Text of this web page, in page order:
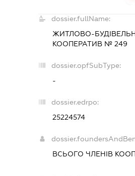
dossier.fullName:
ЖИТЛОВО-
КООПЕРАТИВ № 249
dossier.opfSubType:
-
dossier.edrpo:
25224574
ВСЬОГО ЧЛЕНІВ